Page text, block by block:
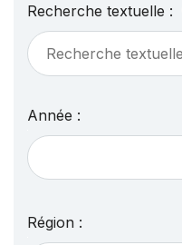
Recherche textuelle :
Année :
Région :